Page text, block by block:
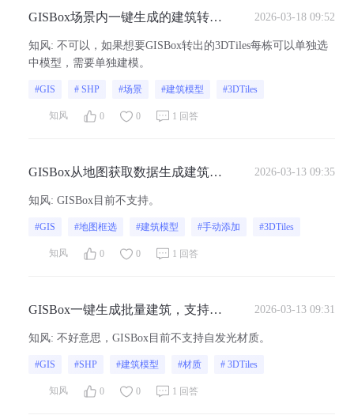
GISBox场景内一键生成的建筑转
吗？
2026-03-18 09:52
知风: 不可以，如果想要GISBox转出的3DTiles每栋可以单独选
中模型，需要单独建模。
#GIS # SHP #场景 #建筑模型 #3DTiles
知风 0 0 1 回答
GISBox从地图获取数据生成建筑后
导出吗？
2026-03-13 09:35
知风: GISBox目前不支持。
#GIS #地图框选 #建筑模型 #手动添加 #3DTiles
知风 0 0 1 回答
GISBox一键生成批量建筑，支持自
2026-03-13 09:31
知风: 不好意思，GISBox目前不支持自发光材质。
#GIS #SHP #建筑模型 #材质 # 3DTiles
知风 0 0 1 回答